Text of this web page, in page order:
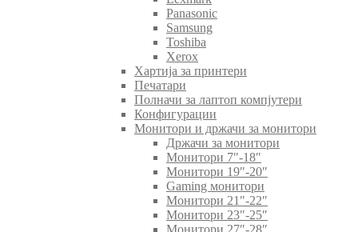
Panasonic
Samsung
Toshiba
Xerox
Хартија за принтери
Печатари
Полначи за лаптоп компјутери
Конфигурации
Монитори и држачи за монитори
Држачи за монитори
Монитори 7″-18″
Монитори 19″-20″
Gaming монитори
Монитори 21″-22″
Монитори 23″-25″
Монитори 27″-28″